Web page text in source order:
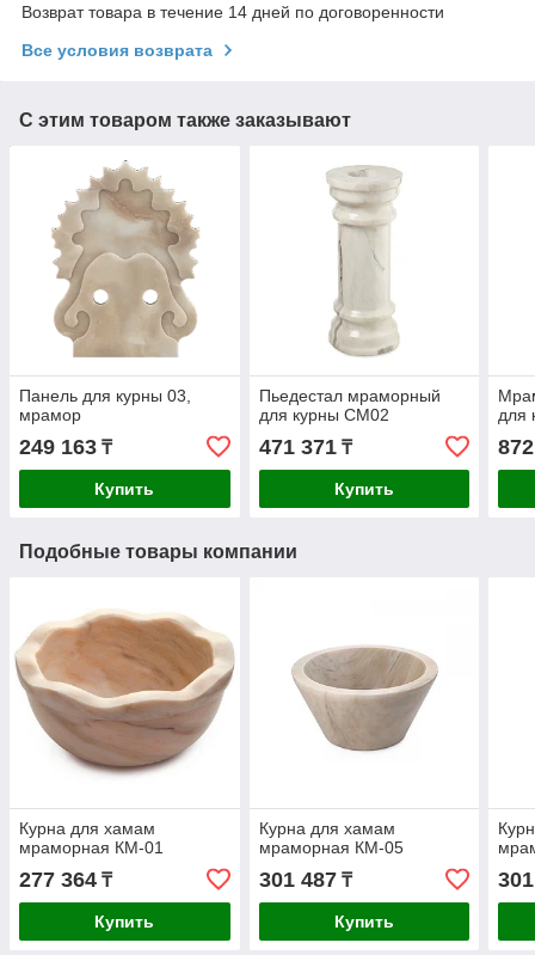
Возврат товара в течение 14 дней по договоренности
Все условия возврата
С этим товаром также заказывают
Панель для курны 03,
мрамор
249 163 ₸
Купить
Пьедестал мраморный
для курны СМ02
471 371₸
Купить
для
Подобные товары компании
Курна для хамам
мраморная КМ-01
277 364 ₸
Купить
Курна для хамам
мраморная КМ-05
301 487₸
Купить